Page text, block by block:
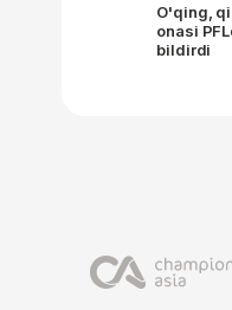
O'qing,
onasi
bildirdi